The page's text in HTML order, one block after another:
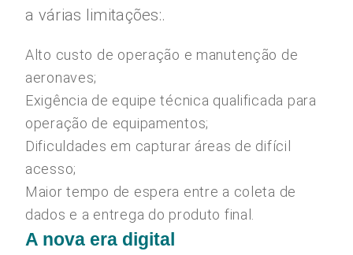
a várias limitações:.
Alto custo de operação e manutenção de
aeronaves;
Exigência de equipe técnica qualificada para
operação de equipamentos;
Dificuldades em capturar áreas de difícil
acesso;
Maior tempo de espera entre a coleta de
dados e a entrega do produto final.
A nova era digital